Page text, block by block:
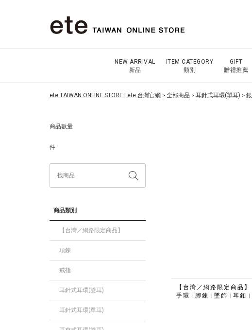
NEW ARRIVAL
新品
ITEM CATEGORY
類別
GIFT
贈禮推薦
ete TAIWAN ONLINE STORE | ete 台灣官網 > 全部商品 > 耳針式耳環(單耳) > 銀
商品數量
件
商品類別
【台灣／網路限定商品】
項鍊
戒指
耳針式耳環(雙耳)
耳針式耳環(單耳)
【台灣／網路限定商品】
手環 | 腳鍊 | 墜飾 | 耳釦 |